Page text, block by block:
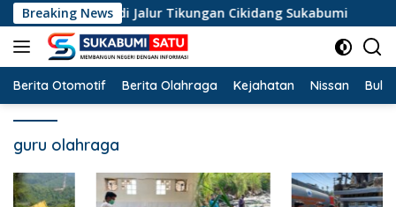
Langsung
ke
konten
Breaking Newsdi Jalur Tikungan Cikidang Sukabumi
Berita Otomotif Berita Olahraga Kejahatan Nissan
guru olahraga